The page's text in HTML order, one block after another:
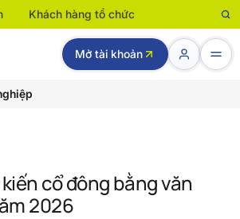
Khách hàng tổ chức
Mở tài khoản
cổ đông bằng văn
2026